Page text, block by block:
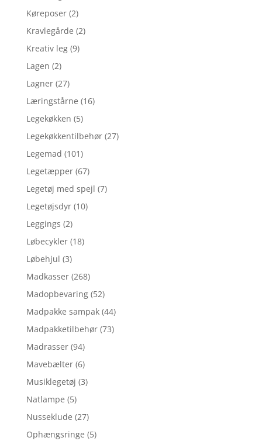
Køreposer (2)
Kravlegårde (2)
Kreativ leg (9)
Lagen (2)
Lagner (27)
Læringstårne (16)
Legekøkken (5)
Legekøkkentilbehør (27)
Legemad (101)
Legetæpper (67)
Legetøj med spejl (7)
Legetøjsdyr (10)
Leggings (2)
Løbecykler (18)
Løbehjul (3)
Madkasser (268)
Madopbevaring (52)
Madpakke sampak (44)
Madpakketilbehør (73)
Madrasser (94)
Mavebælter (6)
Musiklegetøj (3)
Natlampe (5)
Nusseklude (27)
Ophængsringe (5)